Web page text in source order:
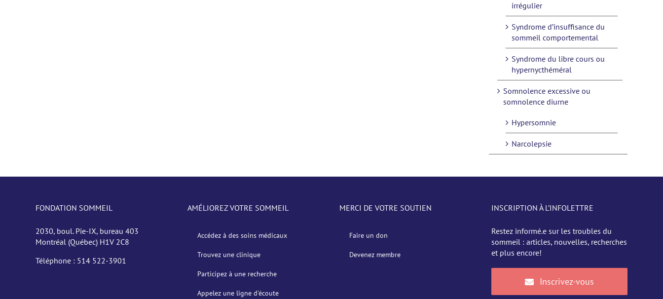
irrégulier
Syndrome d’insuffisance du
sommeil comportemental
Syndrome du libre cours ou
hypernycthéméral
Somnolence excessive ou
somnolence diurne
Hypersomnie
Narcolepsie
FONDATION SOMMEIL
2030, boul. Pie-IX, bureau 403
Montréal (Québec) H1V 2C8
Téléphone : 514 522-3901
AMÉLIOREZ VOTRE SOMMEIL
Accédez à des soins médicaux
Trouvez une clinique
Participez à une recherche
Appelez une ligne d’écoute
MERCI DE VOTRE SOUTIEN
Faire un don
Devenez membre
INSCRIPTION À L’INFOLETTRE
Restez informé.e sur les troubles du
sommeil : articles, nouvelles, recherches
et plus encore!
Inscrivez-vous